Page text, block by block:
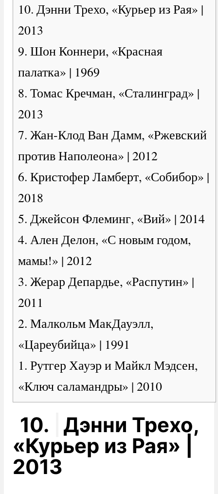
10. Дэнни Трехо, «Курьер из Рая» |
2013
9. Шон Коннери, «Красная
палатка» | 1969
8. Томас Кречман, «Сталинград» |
2013
7. Жан-Клод Ван Дамм, «Ржевский
против Наполеона» | 2012
6. Кристофер Ламберт, «Собибор» |
2018
5. Джейсон Флеминг, «Вий» | 2014
4. Ален Делон, «С новым годом,
мамы!» | 2012
3. Жерар Депардье, «Распутин» |
2011
2. Малкольм МакДауэлл,
«Цареубийца» | 1991
1. Рутгер Хауэр и Майкл Мэдсен,
«Ключ саламандры» | 2010
10.
Дэнни Трехо,
«Курьер из Рая» |
2013